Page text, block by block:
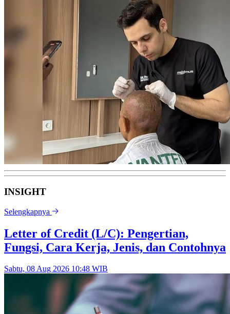
INSIGHT
Selengkapnya
Letter of Credit (L/C): Pengertian,
Fungsi, Cara Kerja, Jenis, dan Contohnya
Sabtu, 08 Aug 2026 10:48 WIB